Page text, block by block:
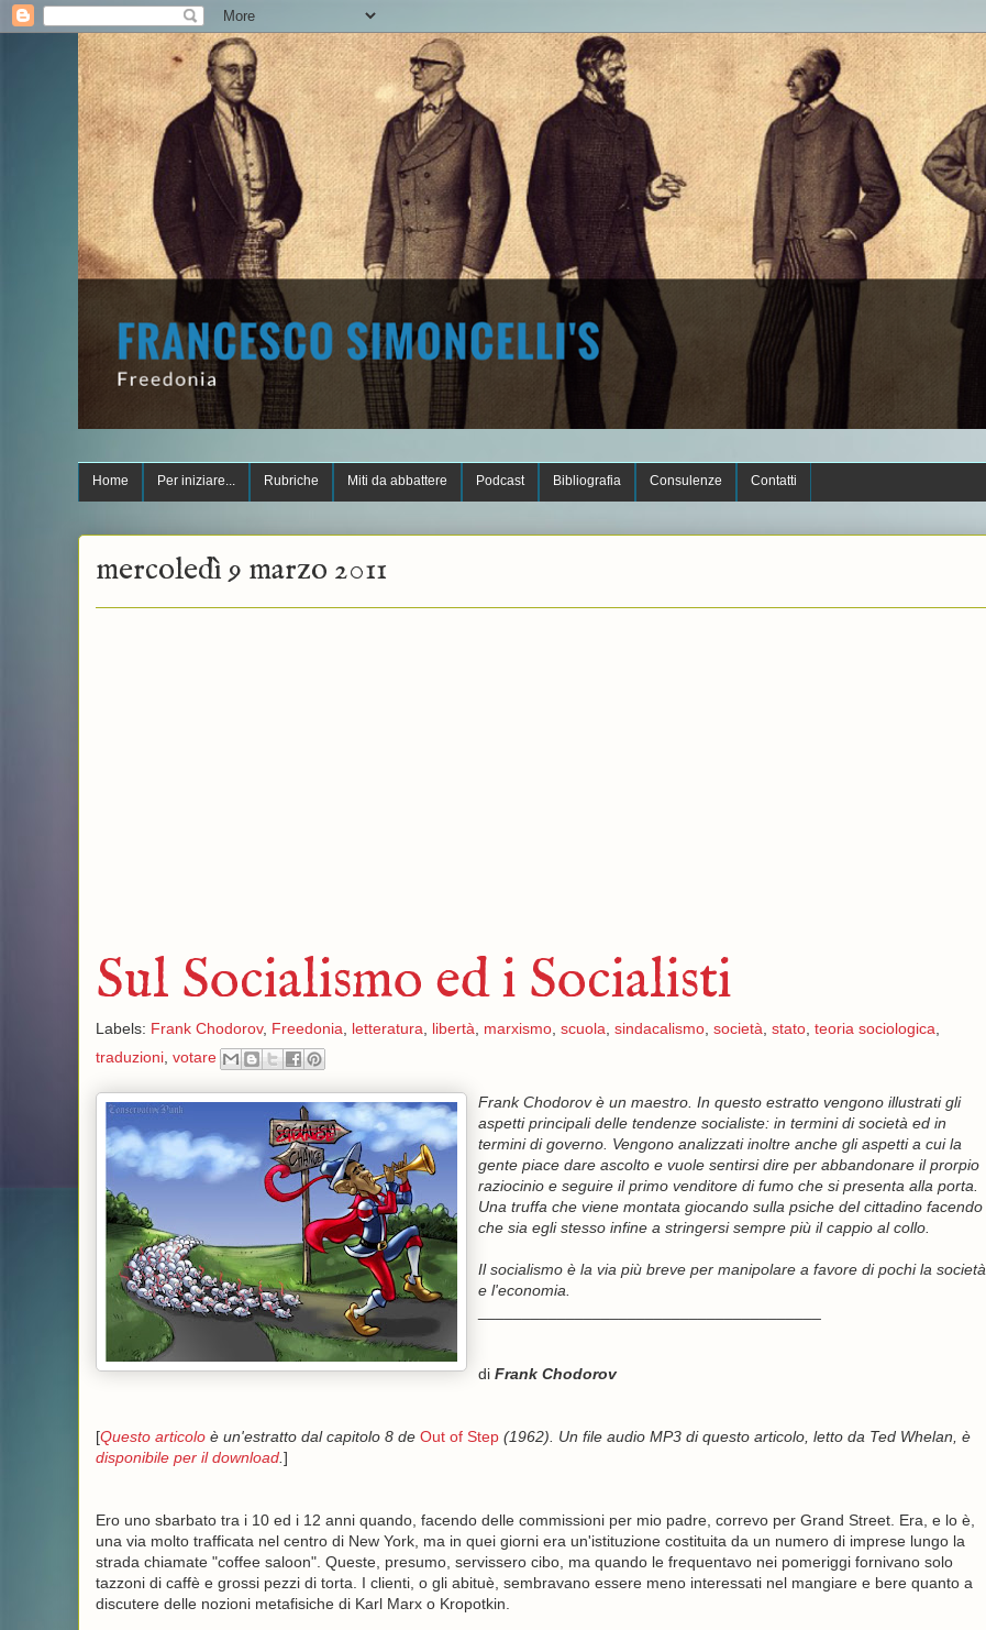
Home Per iniziare... Rubriche Miti da abbattere Podcast Bibliografia Consulenze Contatti
mercoledì 9 marzo 2011
Sul Socialismo ed i Socialisti
Labels: Frank Chodorov, Freedonia letteratura libertà marxismo, scuola sindacalismo, società stato, teoria sociologica
traduzioni, votare
Frank Chodorov è un maestro. In questo estratto vengono illustrati gli
aspetti principali delle tendenze socialiste: in termini di società ed in
termini di governo. Vengono analizzati inoltre anche gli aspetti a cui la
gente piace dare ascolto e vuole sentirsi dire per abbandonare il prorpio
raziocinio e seguire il primo venditore di fumo che si presenta alla porta.
Una truffa che viene montata giocando sulla psiche del cittadino facendo
che sia egli stesso infine a stringersi sempre più il cappio al collo.
Il socialismo è la via più breve per manipolare a favore di pochi la società
e l'economia.
di Frank Chodorov
[Questo articoloè un'estratto dal capitolo 8 de Out of Step (1962). Un file audio MP3 di questo articolo, letto da Ted Whelan, è
disponibile per il download. ]
Ero uno sbarbato tra i 10 ed i 12 anni quando, facendo delle commissioni per mio padre, correvo per Grand Street. Era, e lo è,
una via molto trafficata nel centro di New York, ma in quei giorni era un'istituzione costituita da un numero di imprese lungo la
strada chiamate "coffee saloon". Queste, presumo, servissero cibo, ma quando le frequentavo nei pomeriggi fornivano solo
tazzoni di caffè e grossi pezzi di torta. I clienti, o gli abituè, sembravano essere meno interessati nel mangiare e bere quanto a
discutere delle nozioni metafisiche di Karl Marx o Kropotkin.